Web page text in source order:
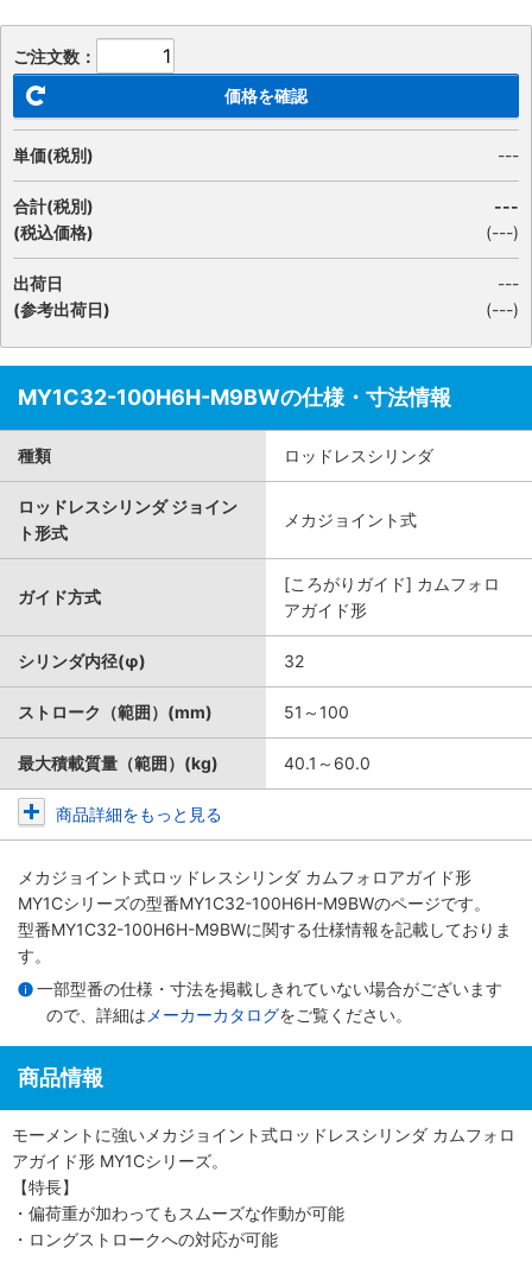
ご注文数：
価格を確認
単価(税別) ---
合計(税別)
(税込価格)
---
(---)
出荷日
(参考出荷日)
---
(---)
MY1C32-100H6H-M9BWの仕様・寸法情報
種類 ロッドレスシリンダ
ロッドレスシリンダ ジョイン
ト形式
メカジョイント式
ガイド方式
[ころがりガイド] カムフォロ
アガイド形
シリンダ内径(φ) 32
ストローク（範囲）(mm) 51～100
最大積載質量（範囲）(kg) 40.1～60.0
商品詳細をもっと見る
メカジョイント式ロッドレスシリンダ カムフォロアガイド形
MY1Cシリーズの型番MY1C32-100H6H-M9BWのページです。
型番MY1C32-100H6H-M9BWに関する仕様情報を記載しておりま
す。
一部型番の仕様・寸法を掲載しきれていない場合がございます
ので、詳細は メーカーカタログをご覧ください。
商品情報
モーメントに強いメカジョイント式ロッドレスシリンダ カムフォロ
アガイド形 MY1Cシリーズ。
【特長】
・偏荷重が加わってもスムーズな作動が可能
・ロングストロークへの対応が可能